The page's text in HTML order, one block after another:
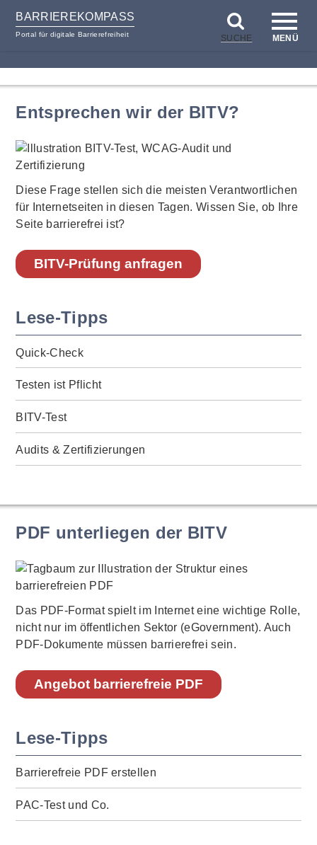
BARRIEREKOMPASS
Portal für digitale Barrierefreiheit SUCHE MENÜ
Entsprechen wir der BITV?
Diese Frage stellen sich die meisten Verantwortlichen
für Internetseiten in diesen Tagen. Wissen Sie, ob Ihre
Seite barrierefrei ist?
BITV-Prüfung anfragen
Lese-Tipps
Quick-Check
Testen ist Pflicht
BITV-Test
Audits & Zertifizierungen
PDF unterliegen der BITV
Das PDF-Format spielt im Internet eine wichtige Rolle,
nicht nur im öffentlichen Sektor (eGovernment). Auch
PDF-Dokumente müssen barrierefrei sein.
Angebot barrierefreie PDF
Lese-Tipps
Barrierefreie PDF erstellen
PAC-Test und Co.